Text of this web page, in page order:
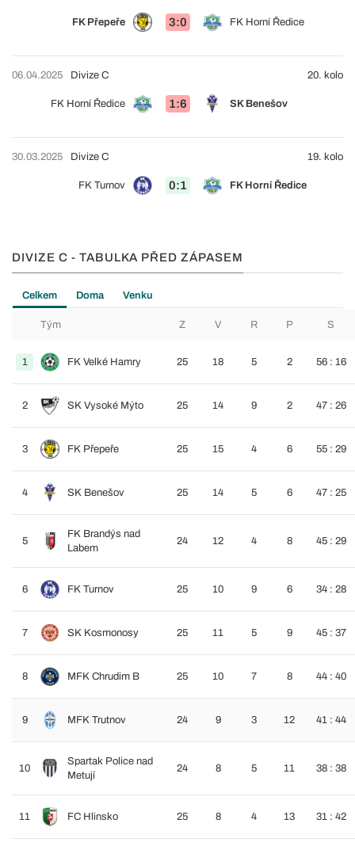
FK Přepeře 3:0 FK Horní Ředice
06.04.2025
FK Horní Ředice 1:6 SK Benešov
Divize C 20. kolo
30.03.2025
FK Turnov 0:1 FK Horní Ředice
Divize C 19. kolo
DIVIZE C - TABULKA PŘED ZÁPASEM
Celkem Doma Venku
Tým Z V R P S
1 FK Velké Hamry 25 18 5 2 56 : 16
2 SK Vysoké Mýto 25 14 9 2 47 : 26
3 FK Přepeře 25 15 4 6 55 : 29
4 SK Benešov 25 14 5 6 47 : 25
5
FK Brandýs nad
Labem
24 12 4 8 45 : 29
6 FK Turnov 25 10 9 6 34 : 28
7 SK Kosmonosy 25 11 5 9 45 : 37
8 MFK Chrudim B 25 10 7 8 44 : 40
9 MFK Trutnov 24 9 3 12 41 : 44
10
Spartak Police nad
Metují
24 8 5 11 38 : 38
11 FC Hlinsko 25 8 4 13 31 : 42